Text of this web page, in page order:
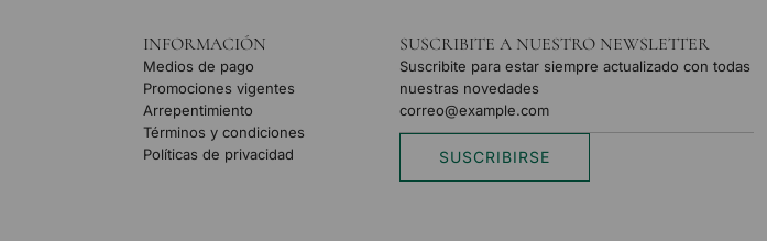
INFORMACIÓN
Medios de pago
Promociones vigentes
Arrepentimiento
Términos y condiciones
Políticas de privacidad
SUSCRIBITE A NUESTRO NEWSLETTER
Suscribite para estar siempre actualizado con todas
nuestras novedades
SUSCRIBIRSE